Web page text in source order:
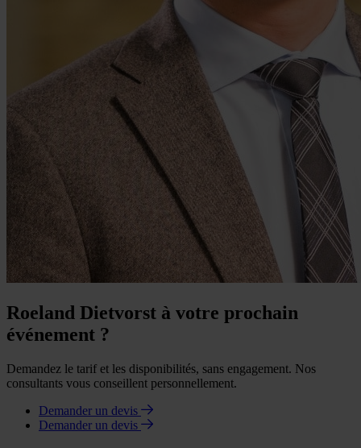
Roeland Dietvorst à votre prochain
événement ?
Demandez le tarif et les disponibilités, sans engagement. Nos
consultants vous conseillent personnellement.
Demander un devis
Demander un devis